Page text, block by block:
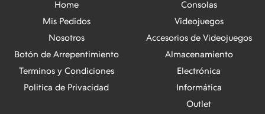
Home
Mis Pedidos
Nosotros
Botón de Arrepentimiento
Terminos y Condiciones
Politica de Privacidad
Consolas
Videojuegos
Accesorios de Videojuegos
Almacenamiento
Electrónica
Informática
Outlet